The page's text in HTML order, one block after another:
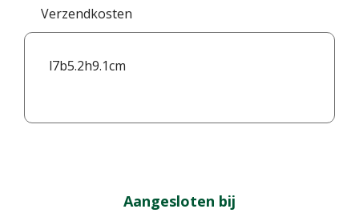
Verzendkosten
l7b5.2h9.1cm
Aangesloten bij